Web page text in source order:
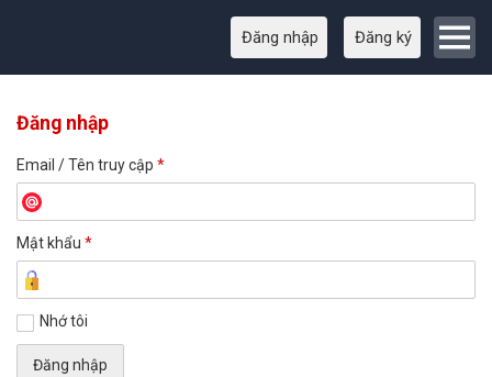
Đăng nhập Đăng ký
Đăng nhập
Email / Tên truy cập *
Mật khẩu *
Nhớ tôi